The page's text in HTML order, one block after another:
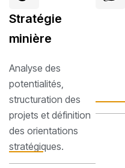
Stratégie
minière
Analyse des
potentialités,
structuration des
projets et définition
des orientations
stratégiques.